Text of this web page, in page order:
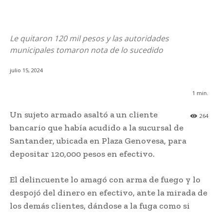
Le quitaron 120 mil pesos y las autoridades
municipales tomaron nota de lo sucedido
julio 15, 2024
1 min.
264
Un sujeto armado asaltó a un cliente
bancario que había acudido a la sucursal de
Santander, ubicada en Plaza Genovesa, para
depositar 120,000 pesos en efectivo.
El delincuente lo amagó con arma de fuego y lo
despojó del dinero en efectivo, ante la mirada de
los demás clientes, dándose a la fuga como si